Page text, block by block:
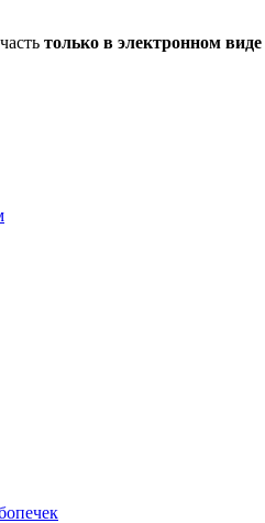
только в электронном виде